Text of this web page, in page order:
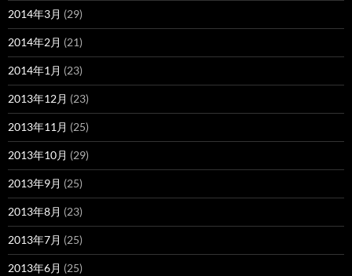
2014年3月 (29)
2014年2月 (21)
2014年1月 (23)
2013年12月 (23)
2013年11月 (25)
2013年10月 (29)
2013年9月 (25)
2013年8月 (23)
2013年7月 (25)
2013年6月 (25)